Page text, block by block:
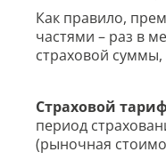
Как правило,
частями – раз в
страховой суммы,
Страховой
период
(рыночная